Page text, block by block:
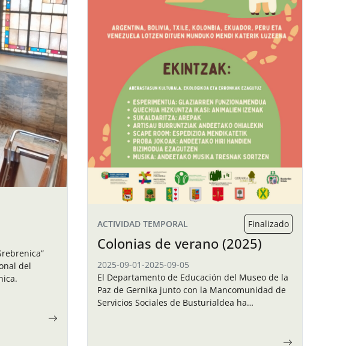
del
ACTIVIDAD TEMPORAL Finalizado
Colonias de verano (2025)
2025-09-01-2025-09-05
El Departamento de Educación del Museo de la
Paz de Gernika junto con la Mancomunidad de
Servicios Sociales de Busturialdea ha